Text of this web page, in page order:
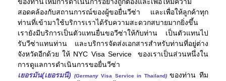
ของท่านให้มีการดำเนินการอย่างถูกต้องและเพื่อให้มีความ
สอดคล้องกับสถานการณ์ของผู้ขอยื่นวีซ่า และเพื่อให้ลูกค้าทุก
ท่านที่เข้ามาใช้บริการเราได้รับความสะดวกสบายมากยิ่งขึ้น
เรายังมีบริการเป็นตัวแทนยื่นขอวีซ่าให้กับท่าน เป็นตัวแทนไป
รับวีซ่าแทนท่าน และบริการจัดส่งเอกสารสำหรับท่านที่อยู่ต่าง
จังหวัดอีกด้วย ให้ NYC Visa Service ของเราเป็นส่วนหนึ่งใน
การดูแลการดำเนินการขอยื่นวีซ่า
เยอรมัน(เยอรมนี) (GermanyVisa Service in Thailand)ของท่าน ทีม